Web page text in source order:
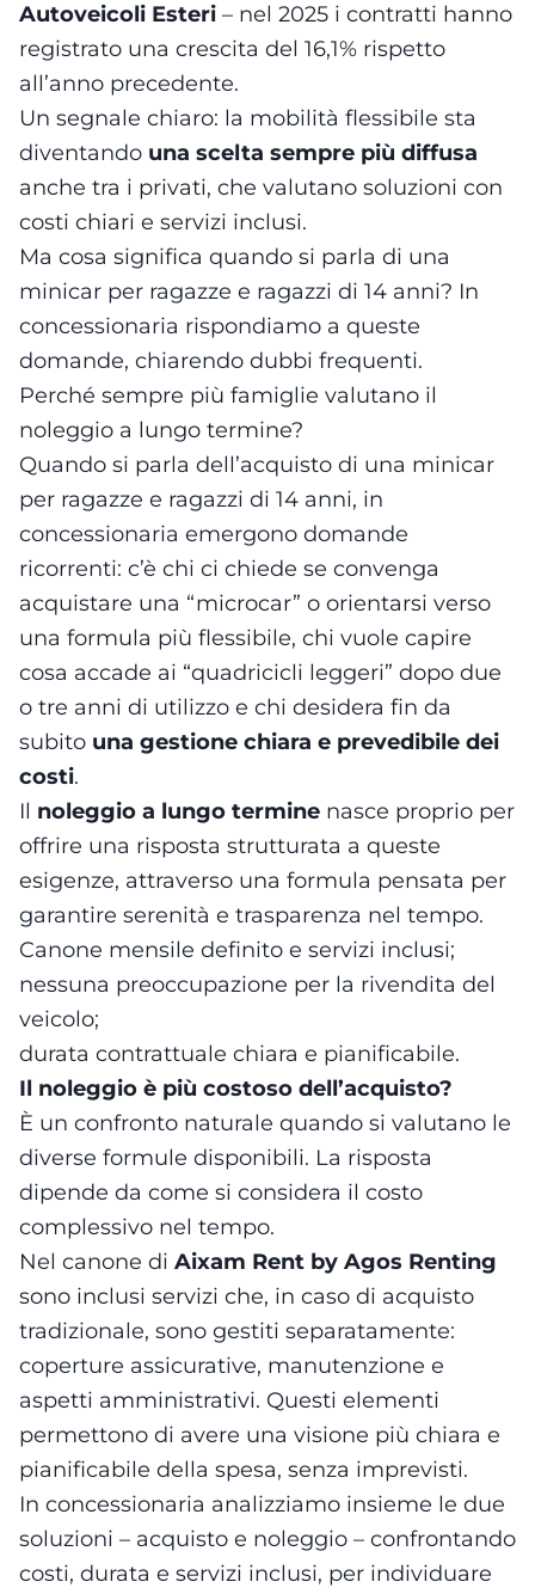
Autoveicoli Esteri – nel 2025 i contratti hanno
registrato una crescita del 16,1% rispetto
all’anno precedente.
Un segnale chiaro: la mobilità flessibile sta
diventando una scelta sempre più diffusa
anche tra i privati, che valutano soluzioni con
costi chiari e servizi inclusi.
Ma cosa significa quando si parla di una
minicar per ragazze e ragazzi di 14 anni? In
concessionaria rispondiamo a queste
domande, chiarendo dubbi frequenti.
Perché sempre più famiglie valutano il
noleggio a lungo termine?
Quando si parla dell’acquisto di una minicar
per ragazze e ragazzi di 14 anni, in
concessionaria emergono domande
ricorrenti: c’è chi ci chiede se convenga
acquistare una “microcar” o orientarsi verso
una formula più flessibile, chi vuole capire
cosa accade ai “quadricicli leggeri” dopo due
o tre anni di utilizzo e chi desidera fin da
subito una gestione chiara e prevedibile dei
costi.
Il noleggio a lungo termine nasce proprio per
offrire una risposta strutturata a queste
esigenze, attraverso una formula pensata per
garantire serenità e trasparenza nel tempo.
Canone mensile definito e servizi inclusi;
nessuna preoccupazione per la rivendita del
veicolo;
durata contrattuale chiara e pianificabile.
Il noleggio è più costoso dell’acquisto?
È un confronto naturale quando si valutano le
diverse formule disponibili. La risposta
dipende da come si considera il costo
complessivo nel tempo.
Nel canone di Aixam Rent by Agos Renting
sono inclusi servizi che, in caso di acquisto
tradizionale, sono gestiti separatamente:
coperture assicurative, manutenzione e
aspetti amministrativi. Questi elementi
permettono di avere una visione più chiara e
pianificabile della spesa, senza imprevisti.
In concessionaria analizziamo insieme le due
soluzioni – acquisto e noleggio – confrontando
costi, durata e servizi inclusi, per individuare